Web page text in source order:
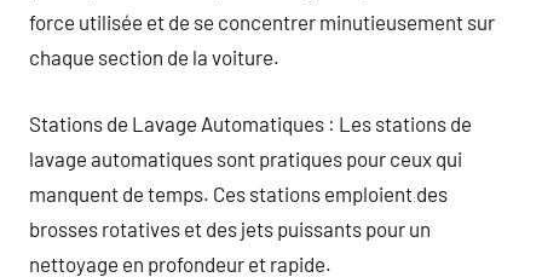
force utilisée et de se concentrer minutieusement sur
chaque section de la voiture.
Stations de Lavage Automatiques : Les stations de
lavage automatiques sont pratiques pour ceux qui
manquent de temps. Ces stations emploient des
brosses rotatives et des jets puissants pour un
nettoyage en profondeur et rapide.